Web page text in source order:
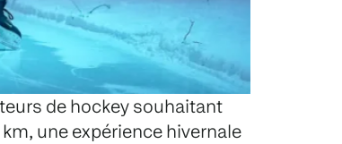
de hockey souhaitant
une expérience hivernale